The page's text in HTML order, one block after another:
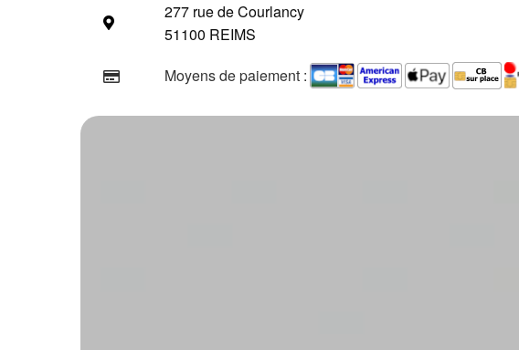
277 rue de Courlancy
51100 REIMS
Moyens de paiement :